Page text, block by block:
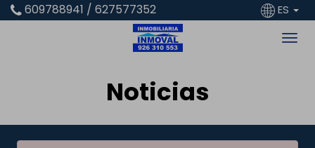
609788941 / 627577352 ES
Noticias